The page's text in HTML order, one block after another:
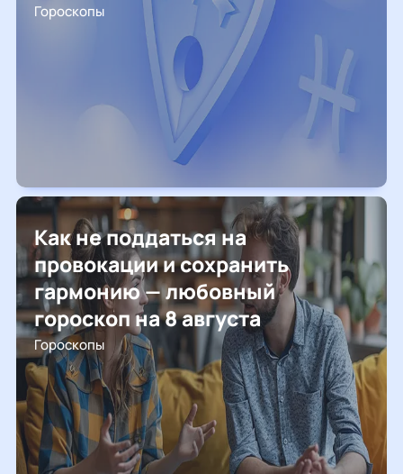
Гороскопы
Как не поддаться на
провокации и сохранить
гармонию — любовный
гороскоп на 8 августа
Гороскопы